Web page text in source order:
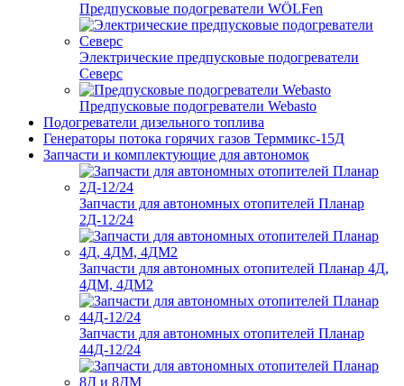
Предпусковые подогреватели WÖLFen
Электрические предпусковые подогреватели
Северс
Предпусковые подогреватели Webasto
Подогреватели дизельного топлива
Генераторы потока горячих газов Терммикс-15Д
Запчасти и комплектующие для автономок
Запчасти для автономных отопителей Планар
2Д-12/24
Запчасти для автономных отопителей Планар 4Д,
4ДМ, 4ДМ2
Запчасти для автономных отопителей Планар
44Д-12/24